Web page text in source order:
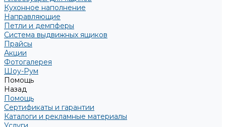
Кухонное наполнение
Направляющие
Петли и демпферы
Система выдвижных ящиков
Прайсы
Акции
Фотогалерея
Шоу-Рум
Помощь
Назад
Помощь
Сертификаты и гарантии
Каталоги и рекламные материалы